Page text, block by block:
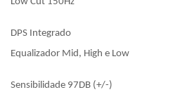
DPS Integrado
Equalizador Mid, High e Low
Sensibilidade 97DB (+/-)